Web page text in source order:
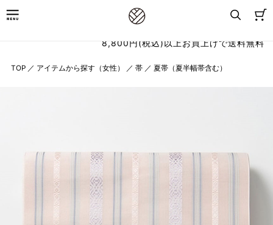
8,800円(税込)以上お買上げで送料無料
TOP ／ アイテムから探す（女性） ／ 帯 ／ 夏帯（夏半幅帯含む）